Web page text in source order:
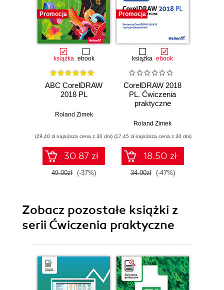
Promocja
książka ebook
ABC CorelDRAW
2018 PL
Roland Zimek
(29,40 zł najniższa cena z 30 dni)
30.87 zł
49.00zł (-37%)
Promocja
książka ebook
CorelDRAW 2018
PL. Ćwiczenia
praktyczne
Roland Zimek
(17,45 zł najniższa cena z 30 dni)
18.50 zł
34.90zł (-47%)
Zobacz pozostałe książki z
serii Ćwiczenia praktyczne